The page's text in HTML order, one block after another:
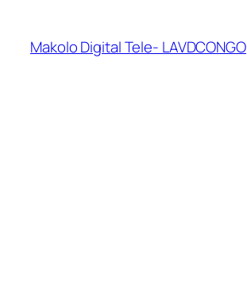
Makolo Digital Tele- LAVDCONGO